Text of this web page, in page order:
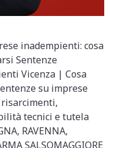
inadempienti: cosa
Sentenze
Vicenza | Cosa
su imprese
tecnici e tutela
RAVENNA,
SALSOMAGGIORE